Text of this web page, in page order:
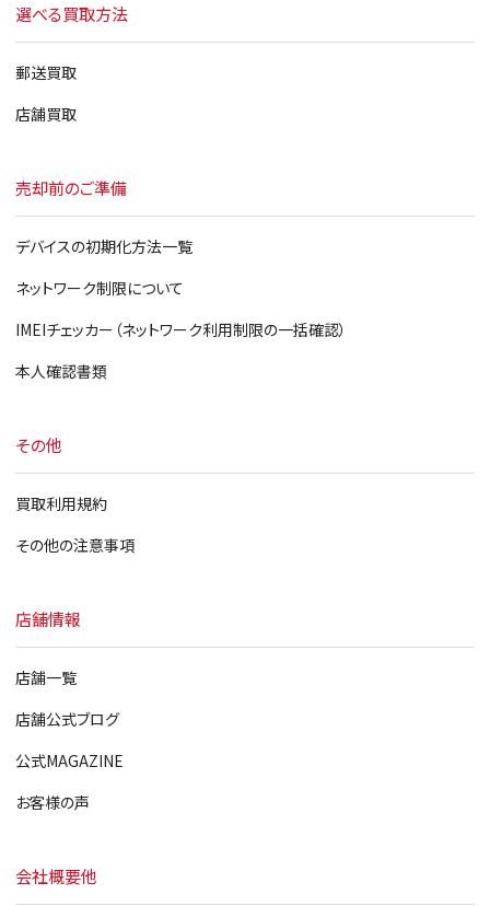
選べる買取方法
郵送買取
店舗買取
売却前のご準備
デバイスの初期化方法一覧
ネットワーク制限について
IMEIチェッカー（ネットワーク利用制限の一括確認）
本人確認書類
その他
買取利用規約
その他の注意事項
店舗情報
店舗一覧
店舗公式ブログ
公式MAGAZINE
お客様の声
会社概要他